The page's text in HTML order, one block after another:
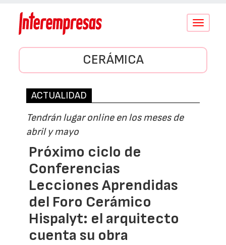
Conmutar
CERÁMICA
ACTUALIDAD
Tendrán lugar online en los meses de
abril y mayo
Próximo ciclo de
Conferencias
Lecciones Aprendidas
del Foro Cerámico
Hispalyt: el arquitecto
cuenta su obra